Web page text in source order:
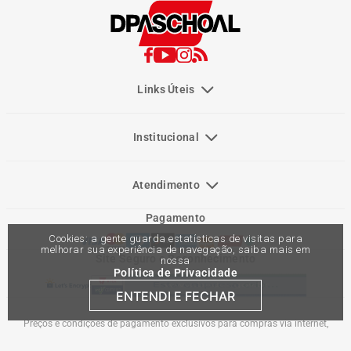
Cookies: a gente guarda estatísticas de visitas para
melhorar sua experiência de navegação, saiba mais em
nossa
Política de Privacidade
ENTENDI E FECHAR
Links Úteis
Institucional
Atendimento
Pagamento
Site Seguro e Reconhecimento
Preços e condições de pagamento exclusivos para compras via internet,